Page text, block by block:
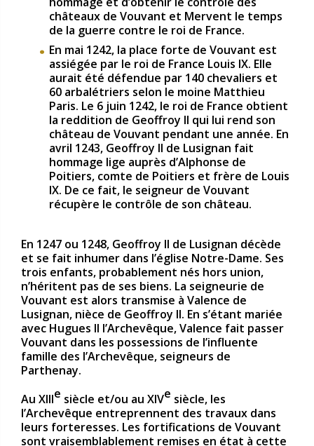
châteaux de Vouvant et Mervent le temps
de la guerre contre le roi de France.
En mai 1242, la place forte de Vouvant est
assiégée par le roi de France Louis IX. Elle
aurait été défendue par 140 chevaliers et
60 arbalétriers selon le moine Matthieu
Paris. Le 6 juin 1242, le roi de France obtient
la reddition de Geoffroy II qui lui rend son
château de Vouvant pendant une année. En
avril 1243, Geoffroy II de Lusignan fait
hommage lige auprès d’Alphonse de
Poitiers, comte de Poitiers et frère de Louis
IX. De ce fait, le seigneur de Vouvant
récupère le contrôle de son château.
En 1247 ou 1248, Geoffroy II de Lusignan décède
et se fait inhumer dans l’église Notre-Dame. Ses
trois enfants, probablement nés hors union,
n’héritent pas de ses biens. La seigneurie de
Vouvant est alors transmise à Valence de
Lusignan, nièce de Geoffroy II. En s’étant mariée
avec Hugues II l’Archevêque, Valence fait passer
Vouvant dans les possessions de l’influente
famille des l’Archevêque, seigneurs de
Parthenay.
Au XIIIe siècle et/ou au XIVe siècle, les
l’Archevêque entreprennent des travaux dans
leurs forteresses. Les fortifications de Vouvant
sont vraisemblablement remises en état à cette